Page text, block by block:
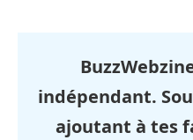
indépendant.
ajoutant à tes